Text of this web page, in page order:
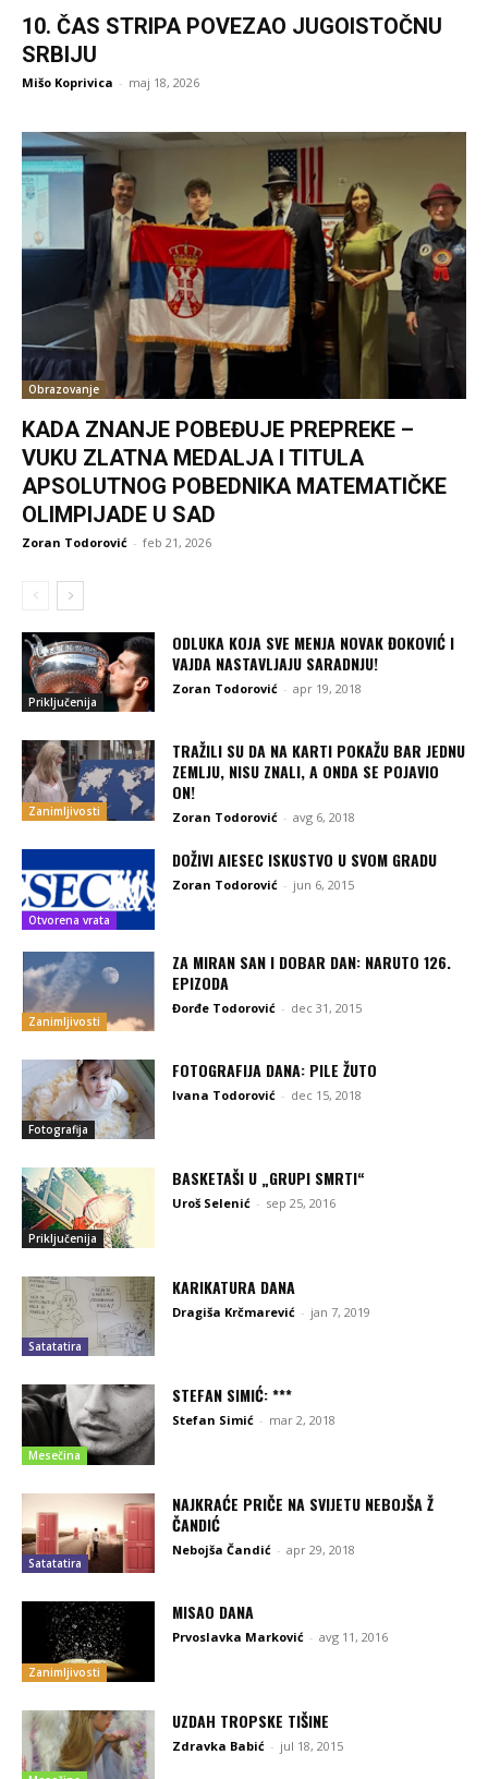
10. ČAS STRIPA POVEZAO JUGOISTOČNU
SRBIJU
Mišo Koprivica - maj 18, 2026
Obrazovanje
KADA ZNANJE POBEĐUJE PREPREKE –
VUKU ZLATNA MEDALJA I TITULA
APSOLUTNOG POBEDNIKA MATEMATIČKE
OLIMPIJADE U SAD
Zoran Todorović - feb 21, 2026
Priključenija
ODLUKA KOJA SVE MENJA NOVAK ĐOKOVIĆ I
VAJDA NASTAVLJAJU SARADNJU!
Zoran Todorović - apr 19, 2018
Zanimljivosti
TRAŽILI SU DA NA KARTI POKAŽU BAR JEDNU
ZEMLJU, NISU ZNALI, A ONDA SE POJAVIO
ON!
Zoran Todorović - avg 6, 2018
Otvorena vrata
DOŽIVI AIESEC ISKUSTVO U SVOM GRADU
Zoran Todorović - jun 6, 2015
Zanimljivosti
ZA MIRAN SAN I DOBAR DAN: NARUTO 126.
EPIZODA
Đorđe Todorović - dec 31, 2015
Fotografija
FOTOGRAFIJA DANA: PILE ŽUTO
Ivana Todorović - dec 15, 2018
Priključenija
BASKETAŠI U „GRUPI SMRTI“
Uroš Selenić - sep 25, 2016
Satatatira
KARIKATURA DANA
Dragiša Krčmarević - jan 7, 2019
Mesečina
STEFAN SIMIĆ: ***
Stefan Simić - mar 2, 2018
Satatatira
NAJKRAĆE PRIČE NA SVIJETU NEBOJŠA Ž
ČANDIĆ
Nebojša Čandić - apr 29, 2018
Zanimljivosti
MISAO DANA
Prvoslavka Marković - avg 11, 2016
UZDAH TROPSKE TIŠINE
Zdravka Babić - jul 18, 2015